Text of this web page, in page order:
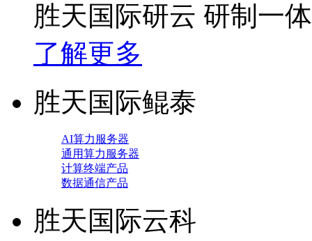
胜天国际研云 研制一
了解更多
胜天国际鲲泰
AI算力服务器
通用算力服务器
计算终端产品
数据通信产品
胜天国际云科